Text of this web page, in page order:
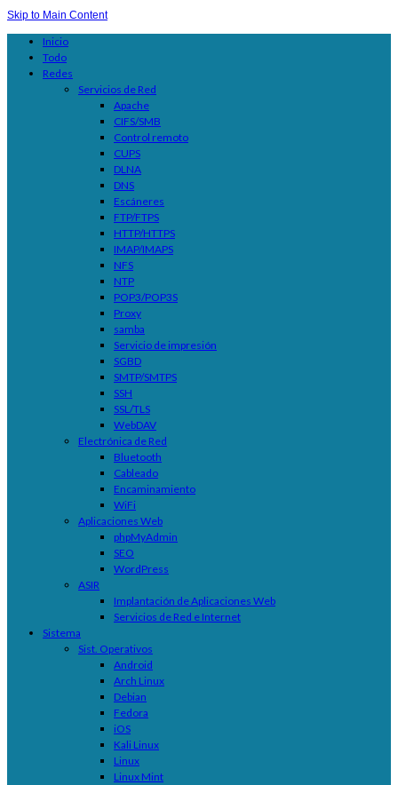
Skip to Main Content
Inicio
Todo
Redes
Servicios de Red
Apache
CIFS/SMB
Control remoto
CUPS
DLNA
DNS
Escáneres
FTP/FTPS
HTTP/HTTPS
IMAP/IMAPS
NFS
NTP
POP3/POP3S
Proxy
samba
Servicio de impresión
SGBD
SMTP/SMTPS
SSH
SSL/TLS
WebDAV
Electrónica de Red
Bluetooth
Cableado
Encaminamiento
WiFi
Aplicaciones Web
phpMyAdmin
SEO
WordPress
ASIR
Implantación de Aplicaciones Web
Servicios de Red e Internet
Sistema
Sist. Operativos
Android
Arch Linux
Debian
Fedora
iOS
Kali Linux
Linux
Linux Mint